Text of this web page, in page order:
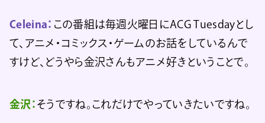
Celeina： この番組は毎週火曜日にACG Tuesdayとし
て、アニメ・コミックス・ゲームのお話をしているんで
すけど、どうやら金沢さんもアニメ好きということで。
金沢： そうですね。これだけでやっていきたいですね。